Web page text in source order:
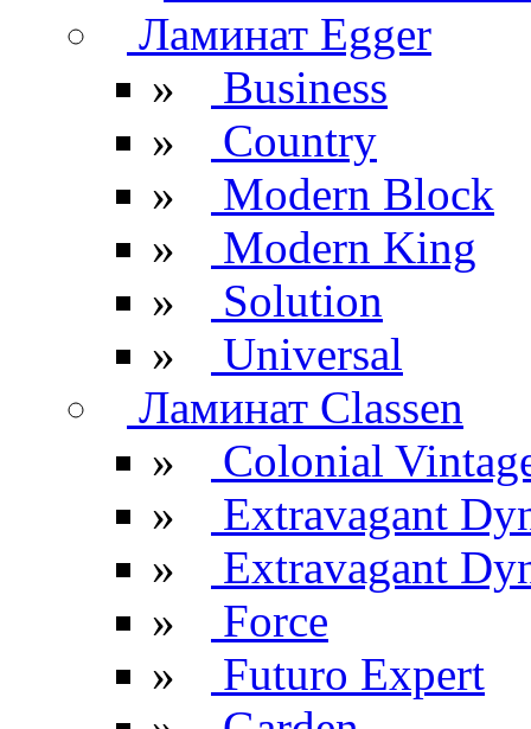
Ламинат Egger
»
Business
»
Country
»
Modern Block
»
Modern King
»
Solution
»
Universal
Ламинат Classen
»
Colonial
»
Extravagant
»
Extravagant
»
Force
»
Futuro Expert